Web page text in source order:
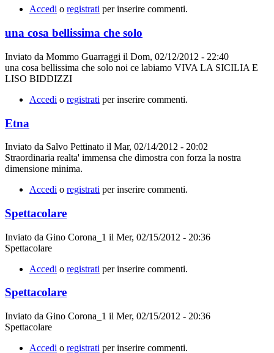
Accedi o registrati per inserire commenti.
una cosa bellissima che solo
Inviato da Mommo Guarraggi il Dom, 02/12/2012 - 22:40
una cosa bellissima che solo noi ce labiamo VIVA LA SICILIA E
LISO BIDDIZZI
Accedi o registrati per inserire commenti.
Etna
Inviato da Salvo Pettinato il Mar, 02/14/2012 - 20:02
Straordinaria realta' immensa che dimostra con forza la nostra
dimensione minima.
Accedi o registrati per inserire commenti.
Spettacolare
Inviato da Gino Corona_1 il Mer, 02/15/2012 - 20:36
Spettacolare
Accedi o registrati per inserire commenti.
Spettacolare
Inviato da Gino Corona_1 il Mer, 02/15/2012 - 20:36
Spettacolare
Accedi o registrati per inserire commenti.